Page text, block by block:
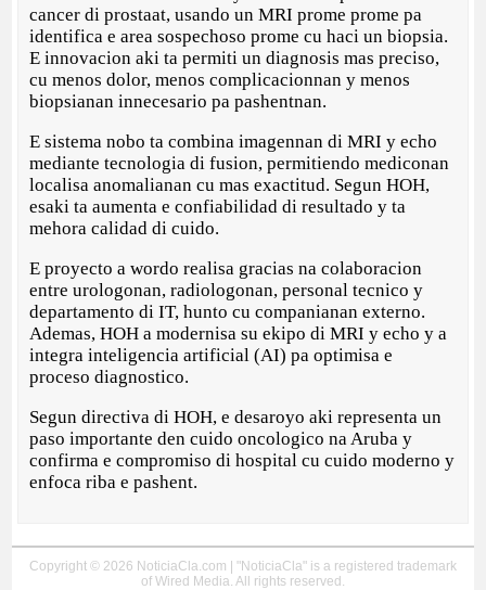
cancer di prostaat, usando un MRI prome prome pa
identifica e area sospechoso prome cu haci un biopsia.
E innovacion aki ta permiti un diagnosis mas preciso,
cu menos dolor, menos complicacionnan y menos
biopsianan innecesario pa pashentnan.
E sistema nobo ta combina imagennan di MRI y echo
mediante tecnologia di fusion, permitiendo mediconan
localisa anomalianan cu mas exactitud. Segun HOH,
esaki ta aumenta e confiabilidad di resultado y ta
mehora calidad di cuido.
E proyecto a wordo realisa gracias na colaboracion
entre urologonan, radiologonan, personal tecnico y
departamento di IT, hunto cu companianan externo.
Ademas, HOH a modernisa su ekipo di MRI y echo y a
integra inteligencia artificial (AI) pa optimisa e
proceso diagnostico.
Segun directiva di HOH, e desaroyo aki representa un
paso importante den cuido oncologico na Aruba y
confirma e compromiso di hospital cu cuido moderno y
enfoca riba e pashent.
Copyright © 2026 NoticiaCla.com | "NoticiaCla" is a registered trademark
of Wired Media. All rights reserved.